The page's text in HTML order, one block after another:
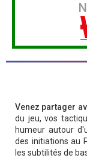
Venez partager
du jeu, vos
humeur autour
des initiations au
les subtilités de